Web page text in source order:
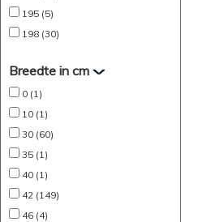
195 (5)
198 (30)
Breedte in cm
0 (1)
10 (1)
30 (60)
35 (1)
40 (1)
42 (149)
46 (4)